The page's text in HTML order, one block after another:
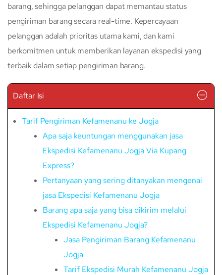
barang, sehingga pelanggan dapat memantau status
pengiriman barang secara real-time. Kepercayaan
pelanggan adalah prioritas utama kami, dan kami
berkomitmen untuk memberikan layanan ekspedisi yang
terbaik dalam setiap pengiriman barang.
Daftar Isi
Tarif Pengiriman Kefamenanu ke Jogja
Apa saja keuntungan menggunakan jasa
Ekspedisi Kefamenanu Jogja Via Kupang
Express?
Pertanyaan yang sering ditanyakan mengenai
jasa Ekspedisi Kefamenanu Jogja
Barang apa saja yang bisa dikirim melalui
Ekspedisi Kefamenanu Jogja?
Jasa Pengiriman Barang Kefamenanu
Jogja
Tarif Ekspedisi Murah Kefamenanu Jogja